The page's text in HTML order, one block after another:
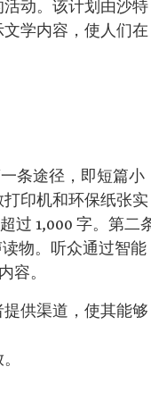
动。该计划由沙特
学内容，使人们在
条途径，即短篇小
印机和环保纸张实
过 1,000 字。第二
物。听众通过智能
容。
供渠道，使其能够